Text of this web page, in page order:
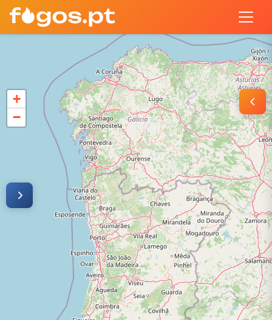
MAPA DE INCÊNDIOS E FOGOS
Acompanha em tempo real os incêndios florestais em
+
−